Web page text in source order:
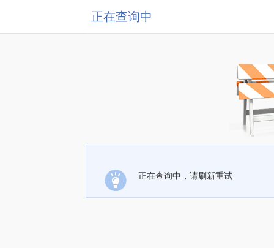
正在查询中
正在查询中，请刷新重试